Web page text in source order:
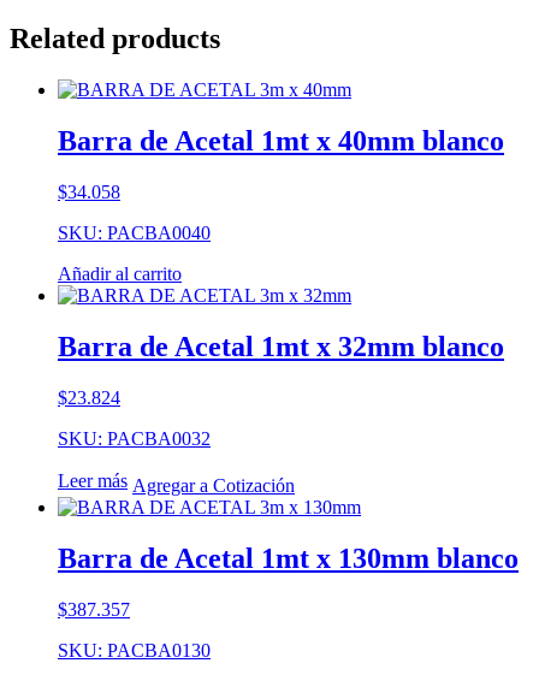
Related products
Barra de Acetal 1mt x 40mm blanco
$34.058
SKU: PACBA0040
Añadir al carrito
Barra de Acetal 1mt x 32mm blanco
$23.824
SKU: PACBA0032
Leer más Agregar a Cotización
Barra de Acetal 1mt x 130mm blanco
$387.357
SKU: PACBA0130